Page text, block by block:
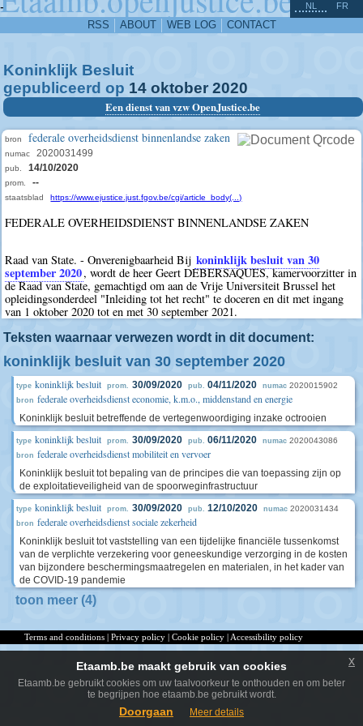
-
RSS ABOUT WEB LOG CONTACT
NL FR
Koninklijk Besluit
gepubliceerd op 14 oktober 2020
Een dienst van vzw OpenJustice.be
bron federale overheidsdienst binnenlandse zaken
numac 2020031499
pub. 14/10/2020
prom. --
staatsblad https://www.ejustice.just.fgov.be/cgi/article_body(...)
FEDERALE OVERHEIDSDIENST BINNENLANDSE ZAKEN
Raad van State. - Onverenigbaarheid Bij koninklijk besluit van 30
september 2020, wordt de heer Geert DEBERSAQUES, kamervoorzitter in
de Raad van State, gemachtigd om aan de Vrije Universiteit Brussel het
opleidingsonderdeel "Inleiding tot het recht" te doceren en dit met ingang
van 1 oktober 2020 tot en met 30 september 2021.
Teksten waarnaar verwezen wordt in dit document:
koninklijk besluit van 30 september 2020
type koninklijk besluit prom. 30/09/2020 pub. 04/11/2020 numac 2020015902
bron federale overheidsdienst economie, k.m.o., middenstand en energie
Koninklijk besluit betreffende de vertegenwoordiging inzake octrooien
type koninklijk besluit prom. 30/09/2020 pub. 06/11/2020 numac 2020043086
bron federale overheidsdienst mobiliteit en vervoer
Koninklijk besluit tot bepaling van de principes die van toepassing zijn op
de exploitatieveiligheid van de spoorweginfrastructuur
type koninklijk besluit prom. 30/09/2020 pub. 12/10/2020 numac 2020031434
bron federale overheidsdienst sociale zekerheid
Koninklijk besluit tot vaststelling van een tijdelijke financiële tussenkomst
van de verplichte verzekering voor geneeskundige verzorging in de kosten
van bijzondere beschermingsmaatregelen en materialen, in het kader van
de COVID-19 pandemie
toon meer (4)
^
Terms and conditions | Privacy policy | Cookie policy | Accessibility policy
Etaamb.be maakt gebruik van cookies
Etaamb.be gebruikt cookies om uw taalvoorkeur te onthouden en om beter
te begrijpen hoe etaamb.be gebruikt wordt.
Doorgaan Meer details
x